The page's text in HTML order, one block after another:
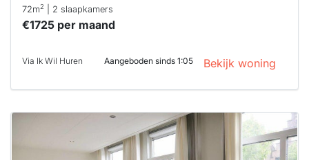
72m2 | 2 slaapkamers
€1725 per maand
Via Ik Wil Huren Aangeboden sinds 1:05 Bekijk woning
waarschijnlijk